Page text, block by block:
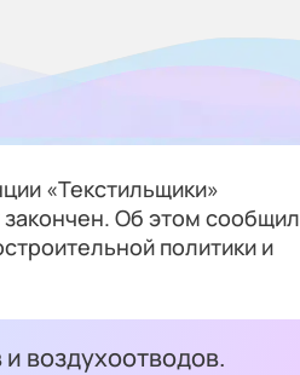
«Текстильщики»
Об этом сообщил
политики и
воздухоотводов.